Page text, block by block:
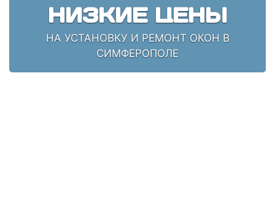
НИЗКИЕ ЦЕНЫ
НА УСТАНОВКУ И РЕМОНТ ОКОН В
СИМФЕРОПОЛЕ